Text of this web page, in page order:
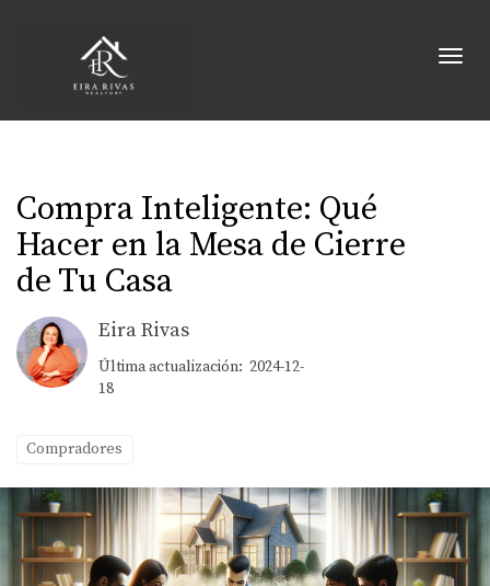
Compra Inteligente: Qué
Hacer en la Mesa de Cierre
de Tu Casa
Eira Rivas
Última actualización: 2024-12-
18
Compradores